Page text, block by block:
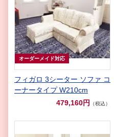
オーダーメイド対応
フィガロ 3シーター ソファ コ
ーナータイプ W210cm
479,160円
（税込）